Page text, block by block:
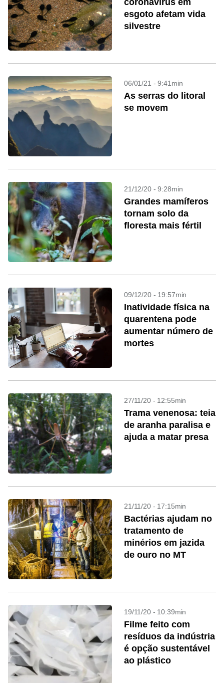
coronavírus em
esgoto afetam vida
silvestre
06/01/21 - 9:41min
As serras do litoral
se movem
21/12/20 - 9:28min
Grandes mamíferos
tornam solo da
floresta mais fértil
09/12/20 - 19:57min
Inatividade física na
quarentena pode
aumentar número de
mortes
27/11/20 - 12:55min
Trama venenosa: teia
de aranha paralisa e
ajuda a matar presa
21/11/20 - 17:15min
Bactérias ajudam no
tratamento de
minérios em jazida
de ouro no MT
19/11/20 - 10:39min
Filme feito com
resíduos da indústria
é opção sustentável
ao plástico